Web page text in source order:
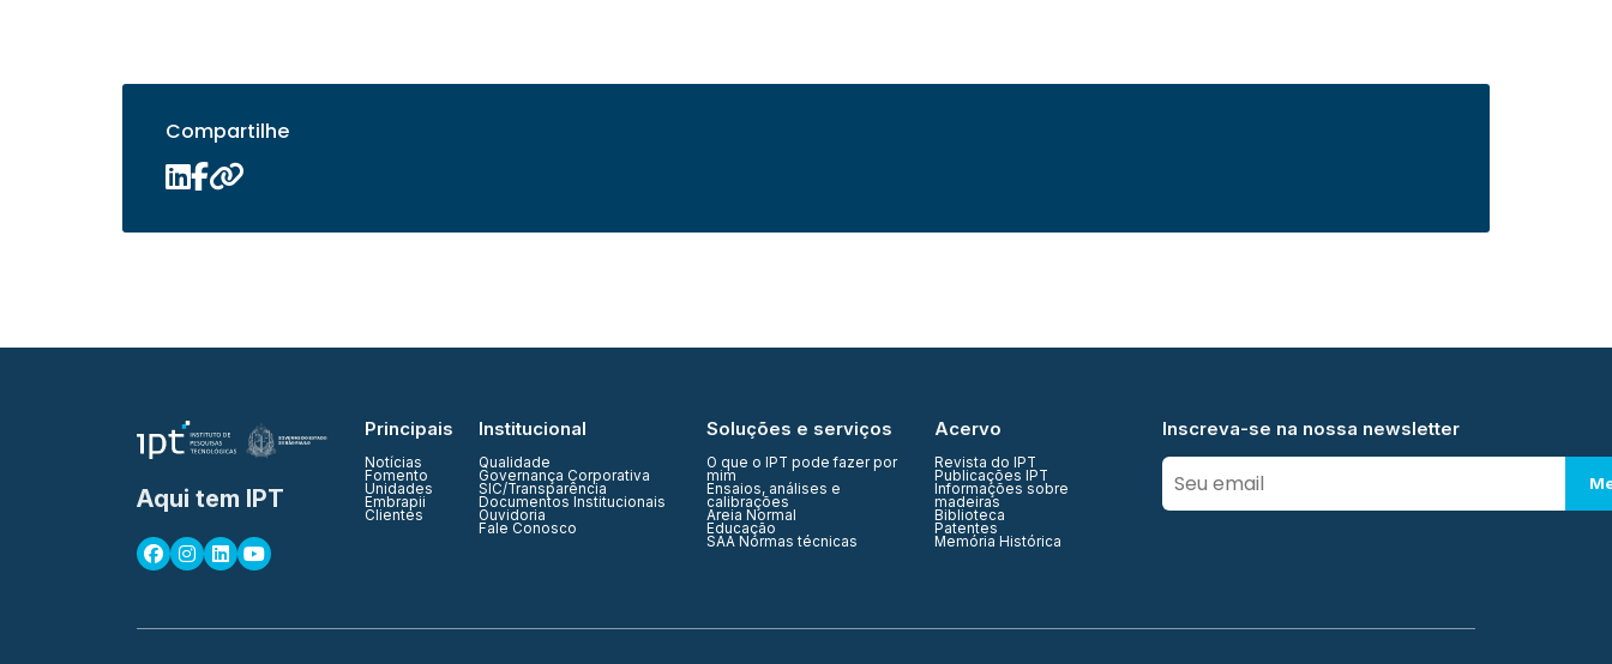
Compartilhe
Aqui tem IPT
Principais
Notícias
Fomento
Unidades
Embrapii
Clientes
Institucional
Qualidade
Governança Corporativa
SIC/Transparência
Documentos Institucionais
Ouvidoria
Fale Conosco
Soluções e serviços
O que o IPT pode fazer por
mim
Ensaios, análises e
calibrações
Areia Normal
Educação
SAA Normas técnicas
Acervo
Revista do IPT
Publicações IPT
Informações sobre
madeiras
Biblioteca
Patentes
Memória Histórica
Inscreva-se na nossa newsletter